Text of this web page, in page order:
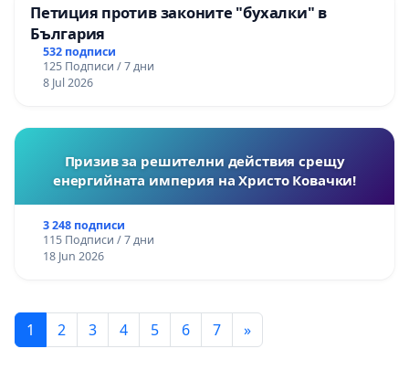
Петиция против законите "бухалки" в
България
532 подписи
125 Подписи / 7 дни
8 Jul 2026
Призив за решителни действия срещу
енергийната империя на Христо Ковачки!
3 248 подписи
115 Подписи / 7 дни
18 Jun 2026
1 2 3 4 5 6 7 »